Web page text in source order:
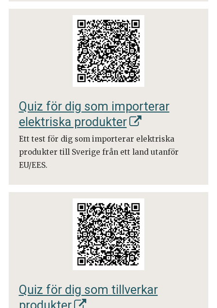
Quiz för dig som importerar
elektriska produkter
Ett test för dig som importerar elektriska
produkter till Sverige från ett land utanför
EU/EES.
Quiz för dig som tillverkar